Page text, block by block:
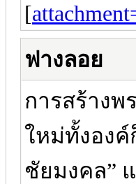
[
ฟางลอย
การสร้างพ
ใหม่ทั้งอง
ชัยมงคล”